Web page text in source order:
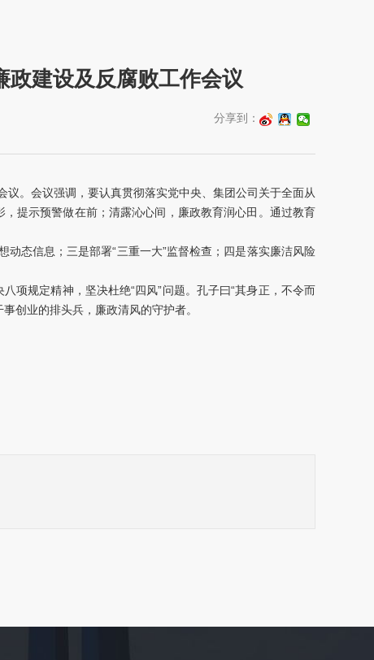
建设及反腐败工作会议
分享到：
。会议强调，要认真贯彻落实党中央、集团公司关于全面从
提示预警做在前；清露沁心间，廉政教育润心田。通过教育
态信息；三是部署“三重一大”监督检查；四是落实廉洁风险
项规定精神，坚决杜绝“四风”问题。孔子曰“其身正，不令而
创业的排头兵，廉政清风的守护者。